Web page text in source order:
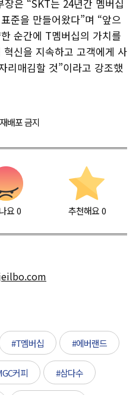
은 “SKT는 24년간 멤버십
준을 만들어왔다”며 “앞으
순간에 T멤버십의 가치를
신을 지속하고 고객에게 사
리매김할 것”이라고 강조했
배포 금지
요0 추천해요 0
#T멤버십 #에버랜드
커피 #삼다수